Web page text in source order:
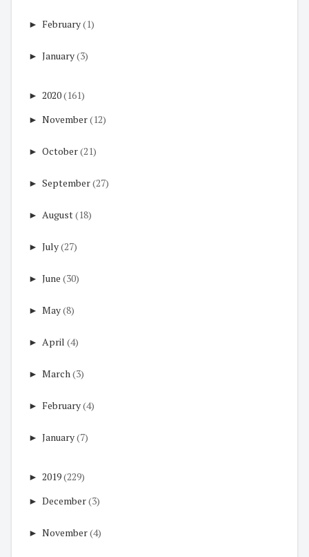
► February(1)
► January(3)
► 2020(161)
► November(12)
► October(21)
► September(27)
► August(18)
► July(27)
► June (30)
► May(8)
► April (4)
► March(3)
► February(4)
► January(7)
► 2019(229)
► December(3)
► November(4)